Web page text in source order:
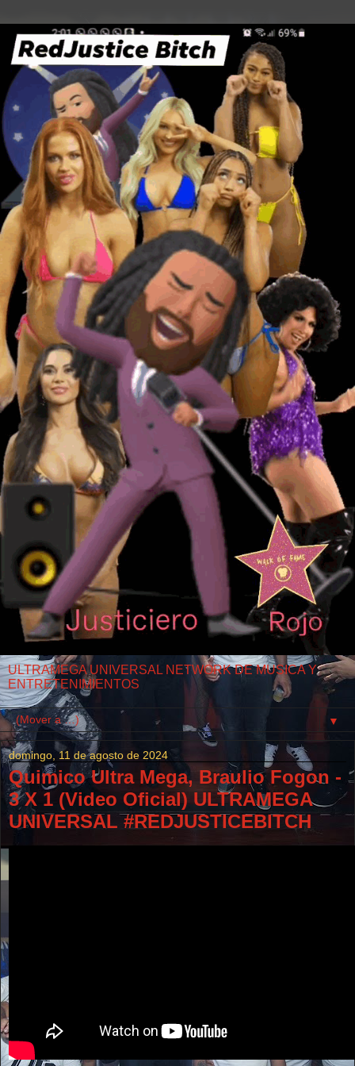
ULTRAMEGA UNIVERSAL NETWORK DE MUSICA Y
ENTRETENIMIENTOS
▼
domingo, 11 de agosto de 2024
Quimico Ultra Mega, Braulio Fogon -
3 X 1 (Video Oficial) ULTRAMEGA
UNIVERSAL #REDJUSTICEBITCH